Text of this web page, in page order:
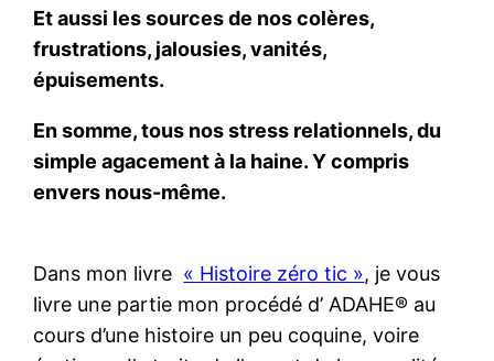
Et aussi les sources de nos colères,
frustrations, jalousies, vanités,
épuisements.
En somme, tous nos stress relationnels, du
simple agacement à la haine. Y compris
envers nous-même.
Dans mon livre « Histoire z​éro tic », je vous
livre une partie mon procédé d’ ADAHE® au
cours d’une histoire un peu coquine, voire